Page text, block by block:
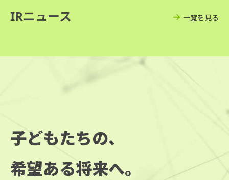
IRニュース 一覧を見る
子どもたちの、
希望ある将来へ。